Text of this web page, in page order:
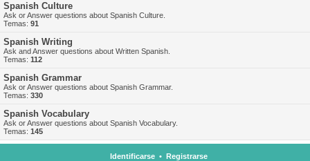
Spanish Culture
Ask or Answer questions about Spanish Culture.
Temas: 91
Spanish Writing
Ask and Answer questions about Written Spanish.
Temas: 112
Spanish Grammar
Ask or Answer questions about Spanish Grammar.
Temas: 330
Spanish Vocabulary
Ask or Answer questions about Spanish Vocabulary.
Temas: 145
Identificarse• Registrarse